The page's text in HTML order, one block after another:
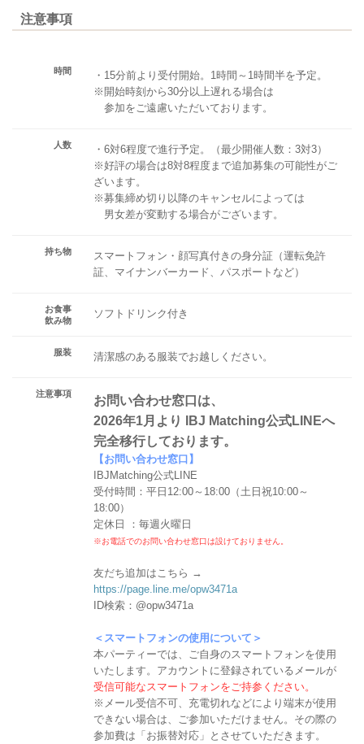
注意事項
時間
・15分前より受付開始。1時間～1時間半を予定。
※開始時刻から30分以上遅れる場合は
参加をご遠慮いただいております。
人数
・6対6程度で進行予定。（最少開催人数：3対3）
※好評の場合は8対8程度まで追加募集の可能性がご
ざいます。
※募集締め切り以降のキャンセルによっては
男女差が変動する場合がございます。
持ち物
スマートフォン・顔写真付きの身分証（運転免許
証、マイナンバーカード、パスポートなど）
お食事
飲み物
ソフトドリンク付き
服装 清潔感のある服装でお越しください。
注意事項
お問い合わせ窓口は、
2026年1月より IBJ Matching公式LINEへ
完全移行しております。
【お問い合わせ窓口】
IBJMatching公式LINE
受付時間：平日12:00～18:00（土日祝10:00～
18:00）
定休日 ：毎週火曜日
※お電話でのお問い合わせ窓口は設けておりません。
友だち追加はこちら →
https://page.line.me/opw3471a
ID検索：@opw3471a
＜スマートフォンの使用について＞
本パーティーでは、ご自身のスマートフォンを使用
いたします。アカウントに登録されているメールが
受信可能なスマートフォンをご持参ください。
※メール受信不可、充電切れなどにより端末が使用
できない場合は、ご参加いただけません。その際の
参加費は「お振替対応」とさせていただきます。